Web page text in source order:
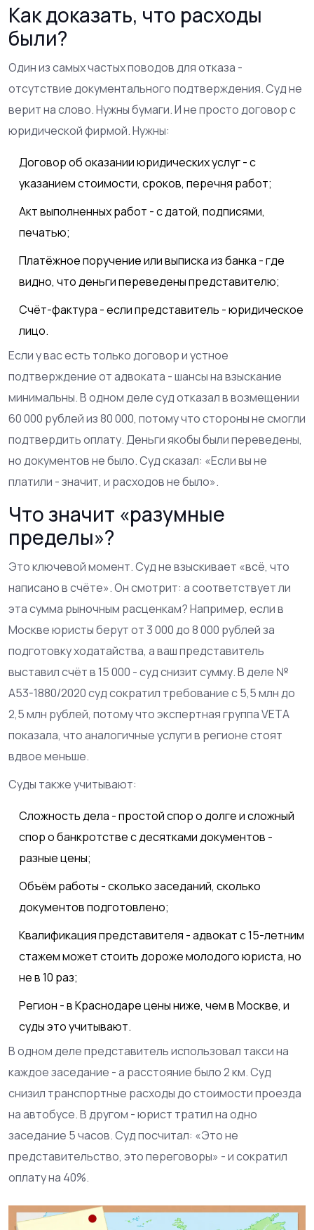
Как доказать, что расходы
были?
Один из самых частых поводов для отказа -
отсутствие документального подтверждения. Суд не
верит на слово. Нужны бумаги. И не просто договор с
юридической фирмой. Нужны:
Договор об оказании юридических услуг - с
указанием стоимости, сроков, перечня работ;
Акт выполненных работ - с датой, подписями,
печатью;
Платёжное поручение или выписка из банка - где
видно, что деньги переведены представителю;
Счёт-фактура - если представитель - юридическое
лицо.
Если у вас есть только договор и устное
подтверждение от адвоката - шансы на взыскание
минимальны. В одном деле суд отказал в возмещении
60 000 рублей из 80 000, потому что стороны не смогли
подтвердить оплату. Деньги якобы были переведены,
но документов не было. Суд сказал: «Если вы не
платили - значит, и расходов не было».
Что значит «разумные
пределы»?
Это ключевой момент. Суд не взыскивает «всё, что
написано в счёте». Он смотрит: а соответствует ли
эта сумма рыночным расценкам? Например, если в
Москве юристы берут от 3 000 до 8 000 рублей за
подготовку ходатайства, а ваш представитель
выставил счёт в 15 000 - суд снизит сумму. В деле №
А53-1880/2020 суд сократил требование с 5,5 млн до
2,5 млн рублей, потому что экспертная группа VETA
показала, что аналогичные услуги в регионе стоят
вдвое меньше.
Суды также учитывают:
Сложность дела - простой спор о долге и сложный
спор о банкротстве с десятками документов -
разные цены;
Объём работы - сколько заседаний, сколько
документов подготовлено;
Квалификация представителя - адвокат с 15-летним
стажем может стоить дороже молодого юриста, но
не в 10 раз;
Регион - в Краснодаре цены ниже, чем в Москве, и
суды это учитывают.
В одном деле представитель использовал такси на
каждое заседание - а расстояние было 2 км. Суд
снизил транспортные расходы до стоимости проезда
на автобусе. В другом - юрист тратил на одно
заседание 5 часов. Суд посчитал: «Это не
представительство, это переговоры» - и сократил
оплату на 40%.